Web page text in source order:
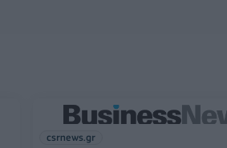
csrnews.gr